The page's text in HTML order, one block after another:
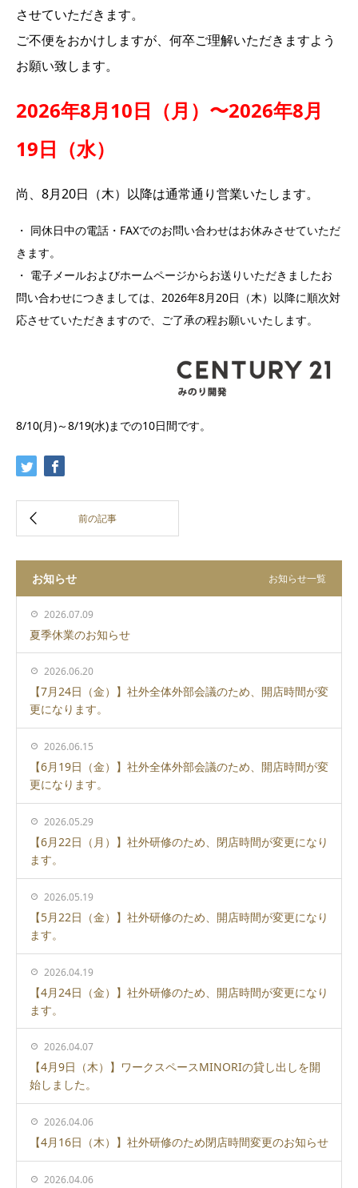
させていただきます。
ご不便をおかけしますが、何卒ご理解いただきますよう
お願い致します。
2026年8月10日（月）〜2026年8月
19日（水）
尚、8月20日（木）以降は通常通り営業いたします。
・ 同休日中の電話・FAXでのお問い合わせはお休みさせていただ
きます。
・ 電子メールおよびホームページからお送りいただきましたお
問い合わせにつきましては、2026年8月20日（木）以降に順次対
応させていただきますので、ご了承の程お願いいたします。
8/10(月)～8/19(水)までの10日間です。
お知らせ お知らせ一覧
2026.07.09
夏季休業のお知らせ
2026.06.20
【7月24日（金）】社外全体外部会議のため、開店時間が変
更になります。
2026.06.15
【6月19日（金）】社外全体外部会議のため、開店時間が変
更になります。
2026.05.29
【6月22日（月）】社外研修のため、閉店時間が変更になり
ます。
2026.05.19
【5月22日（金）】社外研修のため、開店時間が変更になり
ます。
2026.04.19
【4月24日（金）】社外研修のため、開店時間が変更になり
ます。
2026.04.07
【4月9日（木）】ワークスペースMINORIの貸し出しを開
始しました。
2026.04.06
【4月16日（木）】社外研修のため閉店時間変更のお知らせ
2026.04.06